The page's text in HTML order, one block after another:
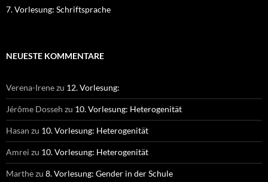
7. Vorlesung: Schriftsprache
NEUESTE KOMMENTARE
Verena-Irenezu 12. Vorlesung:
Jérôme Dosseh zu 10. Vorlesung: Heterogenität
Hasan zu 10. Vorlesung: Heterogenität
Amrei zu 10. Vorlesung: Heterogenität
Marthezu 8. Vorlesung: Gender in der Schule